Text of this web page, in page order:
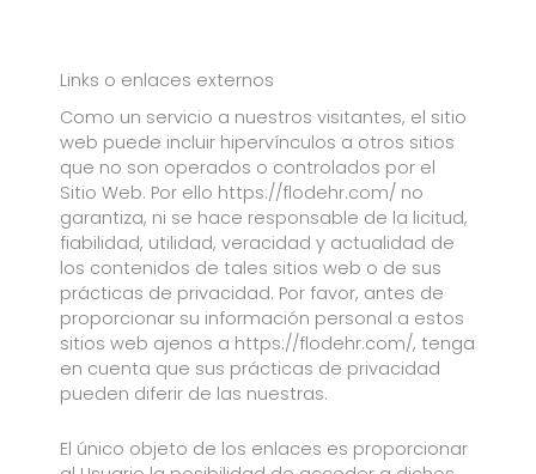
Links o enlaces externos
Como un servicio a nuestros visitantes, el sitio
web puede incluir hipervínculos a otros sitios
que no son operados o controlados por el
Sitio Web. Por ello https://flodehr.com/ no
garantiza, ni se hace responsable de la licitud,
fiabilidad, utilidad, veracidad y actualidad de
los contenidos de tales sitios web o de sus
prácticas de privacidad. Por favor, antes de
proporcionar su información personal a estos
sitios web ajenos a https://flodehr.com/, tenga
en cuenta que sus prácticas de privacidad
pueden diferir de las nuestras.
El único objeto de los enlaces es proporcionar